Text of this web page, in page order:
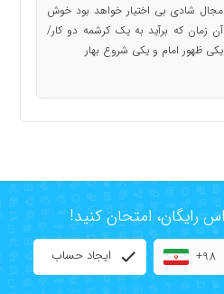
مجال شادی بی اختیار خواهد بود خوش
آن زمان که برآید به یک کرشمه دو کار/
یکی ظهور امام و یکی شروع بهار
+98 ایجاد حساب